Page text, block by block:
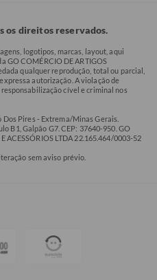
os direitos reservados.
logotipos, marcas, layout, aqui
GO COMÉRCIO DE ARTIGOS
qualquer reprodução, total ou parcial,
autorização. A violação de
cível e criminal nos
Dos Pires - Extrema/Minas Gerais.
B1, Galpão G7. CEP: 37640-950. GO
ACESSÓRIOS LTDA 22.165.464/0003-52
sem aviso prévio.